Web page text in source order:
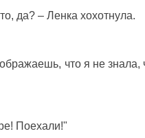
да? – Ленка хохотнула.
что я не знала,
Поехали!"